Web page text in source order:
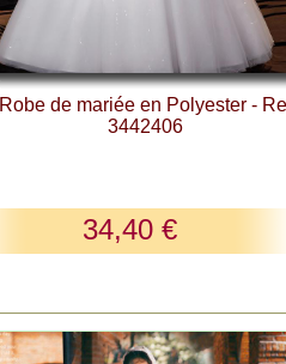
Robe de mariée en Polyester -
3442406
34,40 €